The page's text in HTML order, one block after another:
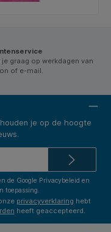
graag op werkdagen van
of e-mail.
je op de hoogte
de Google Privacybeleid en
toepassing.
privacyverklaring hebt
heeft geaccepteerd.